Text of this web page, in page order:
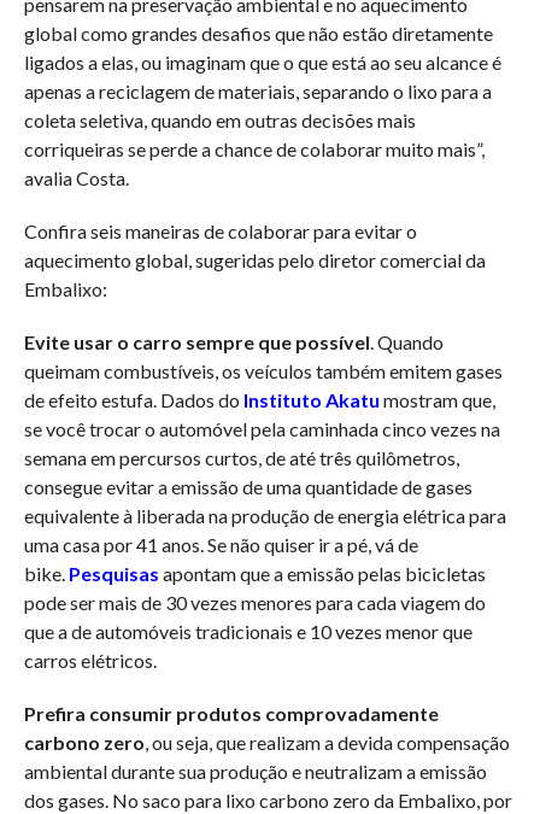
global como grandes desafios que não estão diretamente
ligados a elas, ou imaginam que o que está ao seu alcance é
apenas a reciclagem de materiais, separando o lixo para a
coleta seletiva, quando em outras decisões mais
corriqueiras se perde a chance de colaborar muito mais”,
avalia Costa.
Confira seis maneiras de colaborar para evitar o
aquecimento global, sugeridas pelo diretor comercial da
Embalixo:
Evite usar o carro sempre que possível. Quando
queimam combustíveis, os veículos também emitem gases
de efeito estufa. Dados do Instituto Akatu mostram que,
se você trocar o automóvel pela caminhada cinco vezes na
semana em percursos curtos, de até três quilômetros,
consegue evitar a emissão de uma quantidade de gases
equivalente à liberada na produção de energia elétrica para
uma casa por 41 anos. Se não quiser ir a pé, vá de
bike. Pesquisas apontam que a emissão pelas bicicletas
pode ser mais de 30 vezes menores para cada viagem do
que a de automóveis tradicionais e 10 vezes menor que
carros elétricos.
Prefira consumir produtos comprovadamente
carbono zero, ou seja, que realizam a devida compensação
ambiental durante sua produção e neutralizam a emissão
dos gases. No saco para lixo carbono zero da Embalixo, por